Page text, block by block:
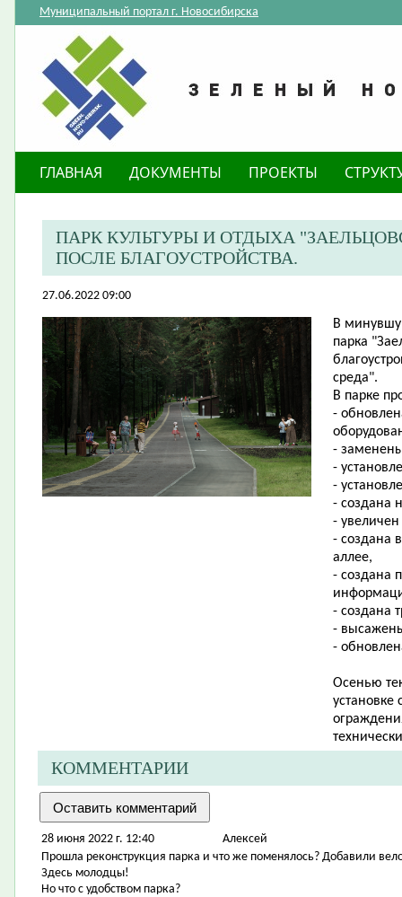
Муниципальный портал г. Новосибирска
ГЛАВНАЯ ДОКУМЕНТЫ ПРОЕКТЫ
​ПАРК КУЛЬТУРЫ И ОТДЫХА
ПОСЛЕ БЛАГОУСТРОЙСТВА.
27.06.2022 09:00
В
парка
среда".
В парке
-
-
-
-
- создана
-
- создана
аллее,
- создана
- создана
-
-
Осенью
установке
КОММЕНТАРИИ
28 июня 2022 г. 12:40
Алексей
Прошла реконструкция парка и что же поменялось? Добавили
Здесь молодцы!
Но что с удобством парка?